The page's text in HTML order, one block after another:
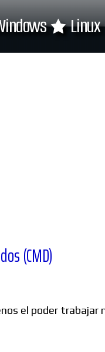
Linux
(CMD)
el poder trabajar